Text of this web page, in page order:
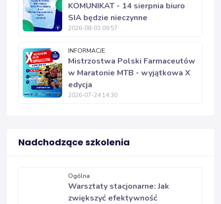
KOMUNIKAT - 14 sierpnia biuro
SIA będzie nieczynne
2026-08-03 09:57
INFORMACJE
Mistrzostwa Polski Farmaceutów
w Maratonie MTB - wyjątkowa X
edycja
2026-07-24 14:30
Nadchodzące szkolenia
Ogólna
Warsztaty stacjonarne: Jak
zwiększyć efektywność